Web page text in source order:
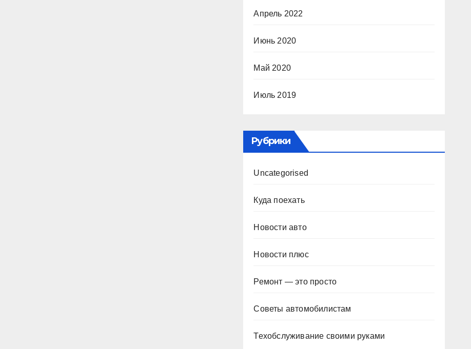
Апрель 2022
Июнь 2020
Май 2020
Июль 2019
Рубрики
Uncategorised
Куда поехать
Новости авто
Новости плюс
Ремонт — это просто
Советы автомобилистам
Техобслуживание своими руками